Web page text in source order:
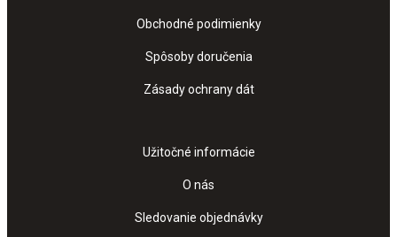
Obchodné podimienky
Spôsoby doručenia
Zásady ochrany dát
Užitočné informácie
O nás
Sledovanie objednávky